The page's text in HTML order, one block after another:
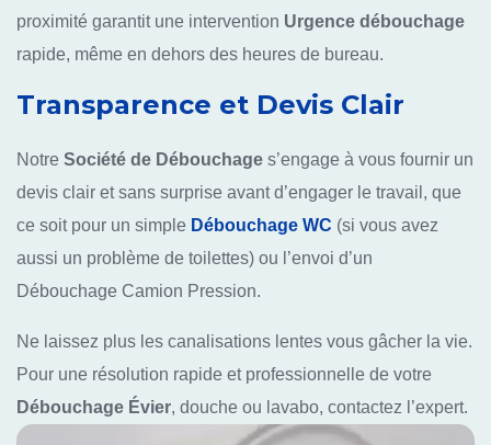
proximité garantit une intervention Urgence débouchage
rapide, même en dehors des heures de bureau.
Transparence et Devis Clair
Notre Société de Débouchage s’engage à vous fournir un
devis clair et sans surprise avant d’engager le travail, que
ce soit pour un simple Débouchage WC (si vous avez
aussi un problème de toilettes) ou l’envoi d’un
Débouchage Camion Pression.
Ne laissez plus les canalisations lentes vous gâcher la vie.
Pour une résolution rapide et professionnelle de votre
Débouchage Évier, douche ou lavabo, contactez l’expert.